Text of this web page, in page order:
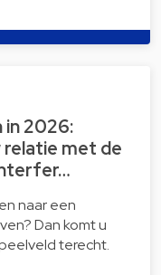
2026:
met de
naar een
Dan komt u
terecht.